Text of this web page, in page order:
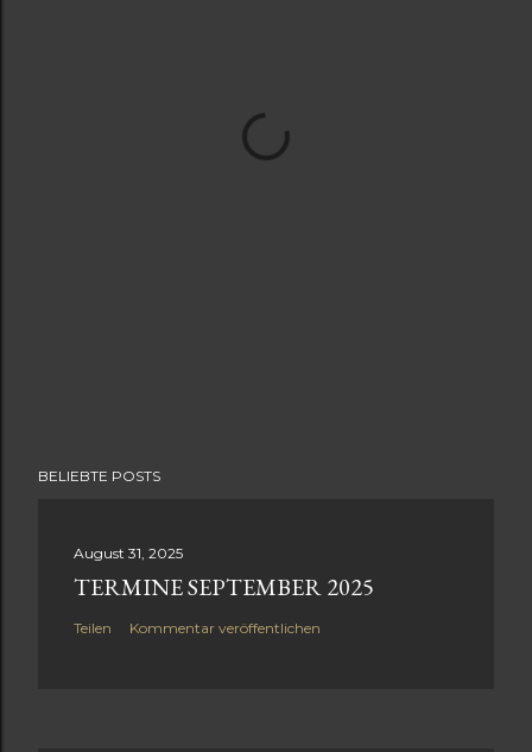
BELIEBTE POSTS
August 31, 2025
TERMINE SEPTEMBER 2025
Teilen Kommentar veröffentlichen